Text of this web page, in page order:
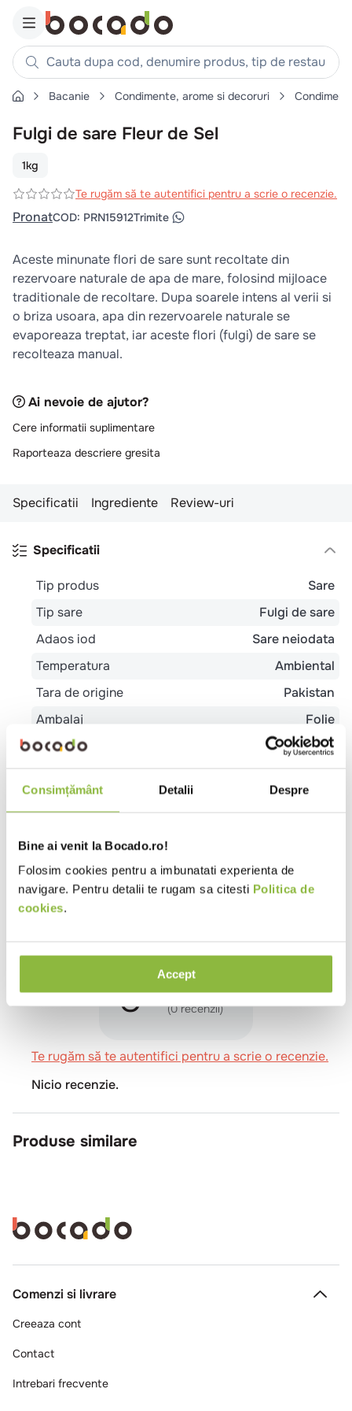
Consimțământ Detalii Despre
Bine ai venit la Bocado.ro!
Folosim cookies pentru a imbunatati experienta de
navigare. Pentru detalii te rugam sa citesti Politica de
cookies.
Accept
Cauta dupa cod, denumire produs, tip de restaurant,
Căutări populare
1. cartofi
.
4
chifle
6. coaste
7. ceafa
8 . aripi
9. croissant
10.pizza
Bacanie Condimente, arome si decoruri
Fulgi de sare Fleur de Sel
1kg
Te rugăm să te autentifici pentru a scrie o recenzie.
PronatCOD: PRN15912Trimite
Aceste minunate flori de sare sunt recoltate din
rezervoare naturale de apa de mare, folosind mijloace
traditionale de recoltare. Dupa soarele intens al verii si
o briza usoara, apa din rezervoarele naturale se
evaporeaza treptat, iar aceste flori (fulgi) de sare se
recolteaza manual.
Ai nevoie de ajutor?
Cere informatii suplimentare
Raporteaza descriere gresita
Specificatii Ingrediente Review-uri
Specificatii
Tip produs
Sare
Tip sare
Fulgi de sare
Adaos iod
Sare neiodata
Temperatura
Ambiental
Tara de origine
Pakistan
Ambalaj
Folie
Tip
Bistro
Catering
Romanesc
de cazare - mic dejun
Vegetarian
Ingrediente
Fleur de seal, fulgi de sare (sare de mare).
0 (0 recenzii)
Te rugăm să te autentifici pentru a scrie o recenzie.
Nicio recenzie.
Produse similare
Comenzi si livrare
Creeaza cont
Contact
Intrebari frecvente